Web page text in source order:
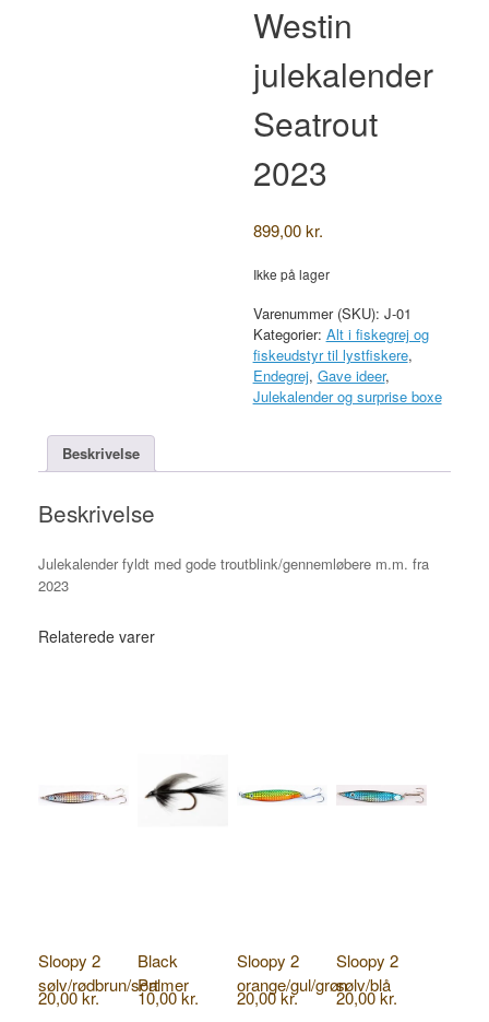
Westin
julekalender
Seatrout
2023
899,00kr.
Ikke på lager
Varenummer (SKU): J-01
Kategorier: Alt i fiskegrej og
fiskeudstyr til lystfiskere,
Endegrej, Gave ideer,
Julekalender og surprise boxe
Beskrivelse
Beskrivelse
Julekalender fyldt med gode troutblink/gennemløbere m.m. fra
2023
Relaterede varer
Sloopy 2
sølv/rødbrun/sort
20,00kr.
Black
Palmer
10,00kr.
Sloopy 2
orange/gul/grøn
20,00kr.
Sloopy 2
sølv/blå
20,00kr.